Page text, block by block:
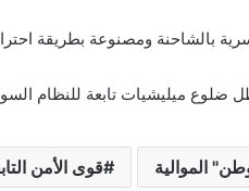
ومصنوعة بطريقة
ميليشيات تابعة للنظام
الموالية قوى الأمن